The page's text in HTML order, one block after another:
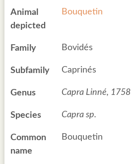
Animal
depicted
Bouquetin
Family Bovidés
Subfamily Caprinés
Genus Capra Linné, 1758
Species Capra sp.
Common
name
Bouquetin